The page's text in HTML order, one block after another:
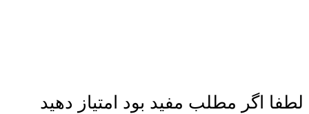
لطفا اگر مطلب مفید بود امتیاز دهید